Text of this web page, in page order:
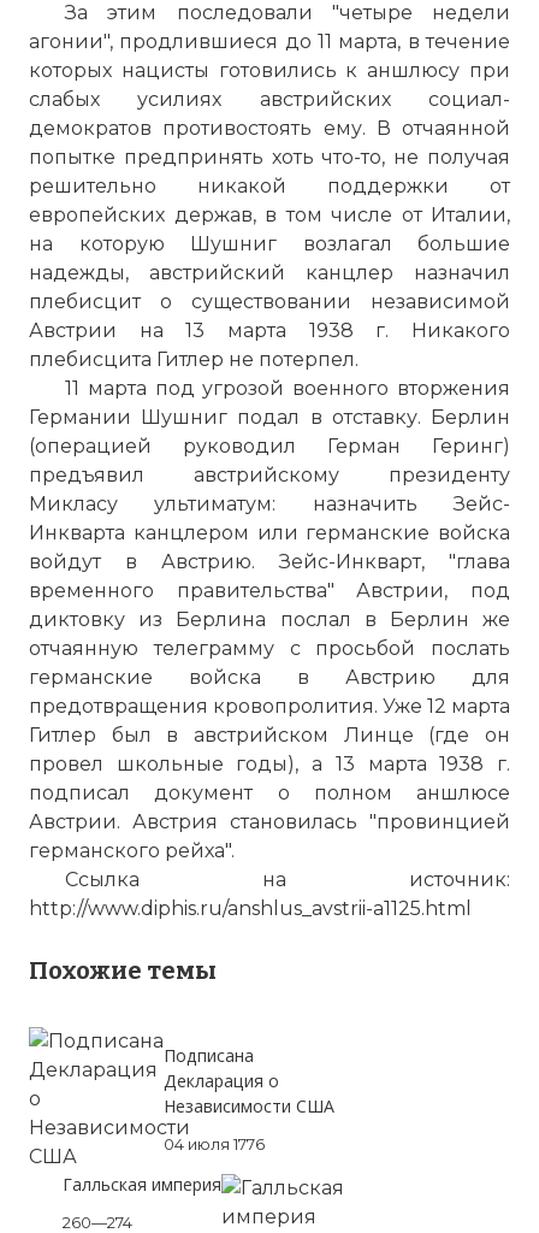
За этим последовали "четыре недели
агонии", продлившиеся до 11 марта, в течение
которых нацисты готовились к аншлюсу при
слабых усилиях австрийских социал-
демократов противостоять ему. В отчаянной
попытке предпринять хоть что-то, не получая
решительно никакой поддержки от
европейских держав, в том числе от Италии,
на которую Шушниг возлагал большие
надежды, австрийский канцлер назначил
плебисцит о существовании независимой
Австрии на 13 марта 1938 г. Никакого
плебисцита Гитлер не потерпел.
11 марта под угрозой военного вторжения
Германии Шушниг подал в отставку. Берлин
(операцией руководил Герман Геринг)
предъявил австрийскому президенту
Микласу ультиматум: назначить Зейс-
Инкварта канцлером или германские войска
войдут в Австрию. Зейс-Инкварт, "глава
временного правительства" Австрии, под
диктовку из Берлина послал в Берлин же
отчаянную телеграмму с просьбой послать
германские войска в Австрию для
предотвращения кровопролития. Уже 12 марта
Гитлер был в австрийском Линце (где он
провел школьные годы), а 13 марта 1938 г.
подписал документ о полном аншлюсе
Австрии. Австрия становилась "провинцией
германского рейха".
Ссылка на источник:
http://www.diphis.ru/anshlus_avstrii-a1125.html
Похожие темы
Подписана
Декларация о
Независимости США
04 июля 1776
Галльская империя
260—274